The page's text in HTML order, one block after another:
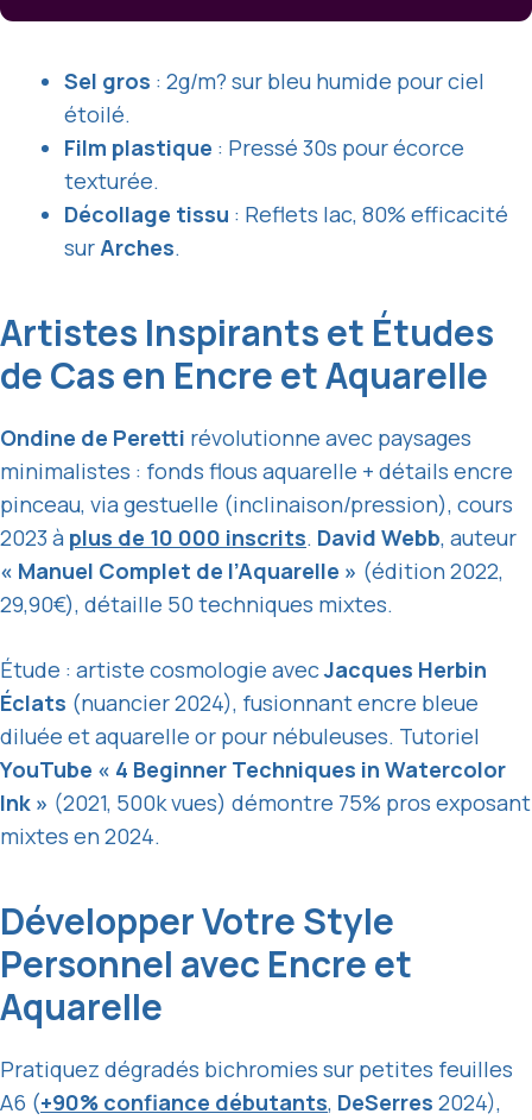
Sel gros : 2g/m? sur bleu humide pour ciel
étoilé.
Film plastique : Pressé 30s pour écorce
texturée.
Décollage tissu : Reflets lac, 80% efficacité
surArches.
Artistes Inspirants et Études
de Cas en Encre et Aquarelle
Ondine de Peretti révolutionne avec paysages
minimalistes : fonds flous aquarelle + détails encre
pinceau, via gestuelle (inclinaison/pression), cours
2023 à plus de 10 000 inscrits. David Webb, auteur
« Manuel Complet de l’Aquarelle » (édition 2022,
29,90€), détaille 50 techniques mixtes.
Étude : artiste cosmologie avecJacques Herbin
Éclats (nuancier 2024), fusionnant encre bleue
diluée et aquarelle or pour nébuleuses. Tutoriel
YouTube « 4 Beginner Techniques in Watercolor
Ink » (2021, 500k vues) démontre 75% pros exposant
mixtes en 2024.
Développer Votre Style
Personnel avec Encre et
Aquarelle
Pratiquez dégradés bichromies sur petites feuilles
A6 (+90% confiance débutants, DeSerres 2024),